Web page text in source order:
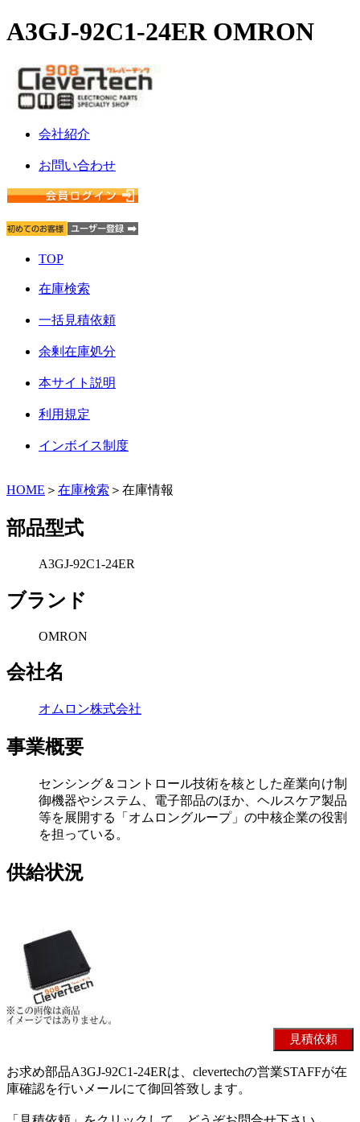
A3GJ-92C1-24ER OMRON
会社紹介
お問い合わせ
TOP
在庫検索
一括見積依頼
余剰在庫処分
本サイト説明
利用規定
インボイス制度
HOME ＞ 在庫検索 ＞在庫情報
部品型式
A3GJ-92C1-24ER
ブランド
OMRON
会社名
オムロン株式会社
事業概要
センシング＆コントロール技術を核とした産業向け制
御機器やシステム、電子部品のほか、ヘルスケア製品
等を展開する「オムロングループ」の中核企業の役割
を担っている。
供給状況
お求め部品A3GJ-92C1-24ERは、clevertechの営業STAFFが在
庫確認を行いメールにて御回答致します。